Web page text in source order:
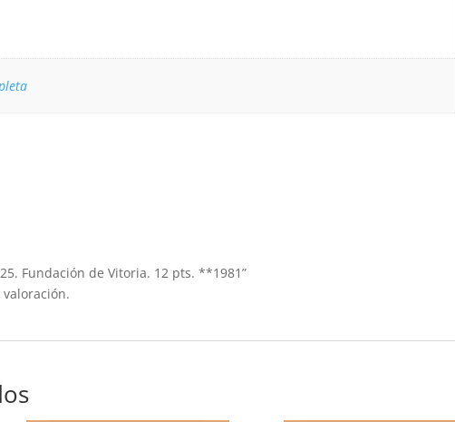
Fundación de Vitoria. 12 pts. **1981”